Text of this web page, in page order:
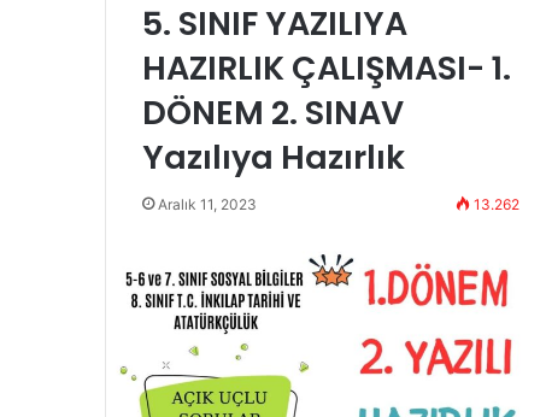
5. SINIF YAZILIYA
HAZIRLIK ÇALIŞMASI- 1.
DÖNEM 2. SINAV
Yazılıya Hazırlık
Aralık 11, 2023 13.262